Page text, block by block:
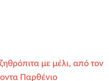
με μέλι, από τον
Παρθένιο